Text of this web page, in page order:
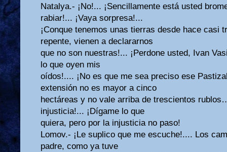
Natalya.- ¡No!... ¡Sencillamente está usted
rabiar!... ¡Vaya sorpresa!...
¡Conque tenemos unas tierras desde hace casi
repente, vienen a declararnos
que no son nuestras!... ¡Perdone usted, Ivan
lo que oyen mis
oídos!.... ¡No es que me sea preciso ese
extensión no es mayor a cinco
hectáreas y no vale arriba de trescientos
injusticia!... ¡Dígame lo que
quiera, pero por la injusticia no paso!
Lomov.- ¡Le suplico que me escuche!.... Los
padre, como ya tuve